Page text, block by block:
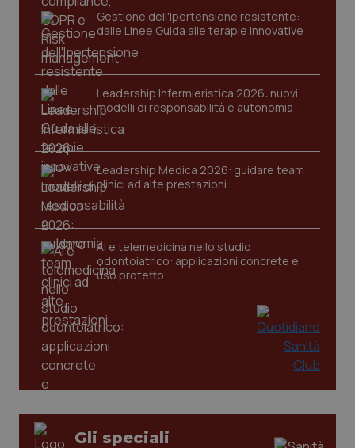
Gestione dell'Ipertensione resistente:
dalle Linee Guida alle terapie innovative
Leadership Infermieristica 2026: nuovi
modelli di responsabilità e autonomia
Leadership Medica 2026: guidare team
clinici ad alte prestazioni
AI e telemedicina nello studio
odontoiatrico: applicazioni concrete e
uso protetto
Gli speciali
CookieScriptConsent
www.quotidianosanita.it
tracking-sites-ironfish-
session-id